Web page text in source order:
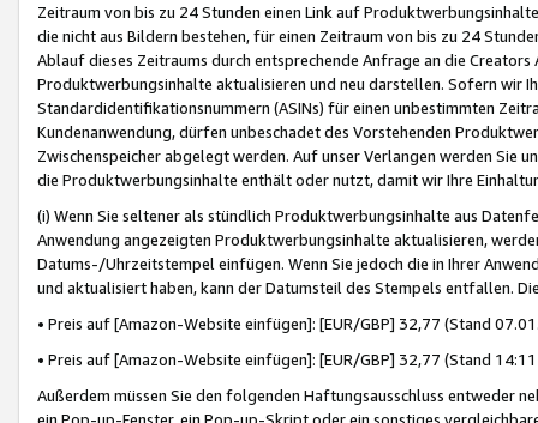
Zeitraum von bis zu 24 Stunden einen Link auf
die nicht aus Bildern bestehen, für einen Zeitraum von bis zu 24
Ablauf dieses Zeitraums durch entsprechende Anfrage an die
Produktwerbungsinhalte aktualisieren und neu darstellen. Sofern wir
Standardidentifikationsnummern (ASINs) für einen unbestimmten
Kundenanwendung, dürfen unbeschadet des Vorstehenden
Zwischenspeicher abgelegt werden. Auf unser Verlangen werden Sie
die Produktwerbungsinhalte enthält oder nutzt, damit wir Ihre
(i) Wenn Sie seltener als stündlich Produktwerbungsinhalte aus
Anwendung angezeigten Produktwerbungsinhalte aktualisieren,
Datums-/Uhrzeitstempel einfügen. Wenn Sie jedoch die in Ihrer
und aktualisiert haben, kann der Datumsteil des Stempels entfallen.
• Preis auf [Amazon-Website einfügen]: [EUR/GBP] 32,77 (Stand
• Preis auf [Amazon-Website einfügen]: [EUR/GBP] 32,77 (Stand
Außerdem müssen Sie den folgenden Haftungsausschluss entweder
ein Pop-up-Fenster, ein Pop-up-Skript oder ein sonstiges